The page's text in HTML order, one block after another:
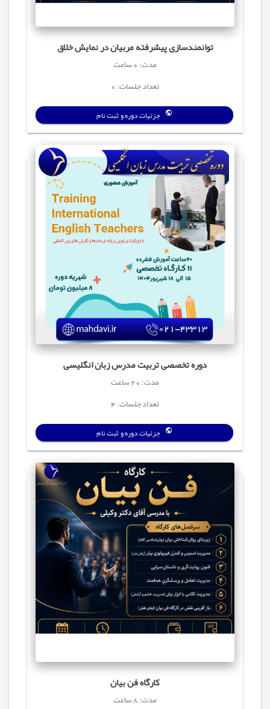
توانمندسازی پیشرفته مربیان در نمایش خلاق
مدت: 0 ساعت
تعداد جلسات: 0
جزئیات دوره و ثبت نام
دوره تخصصی تربیت مدرس زبان انگلیسی
مدت: 20 ساعت
تعداد جلسات: 4
جزئیات دوره و ثبت نام
کارگاه فن بیان
مدت: 8 ساعت